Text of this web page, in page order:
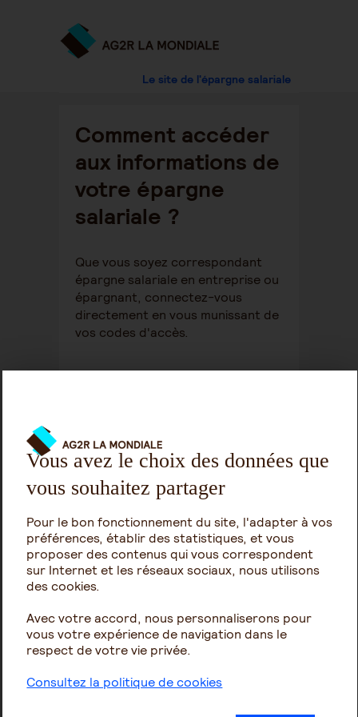
Le site de l'épargne salariale
Comment accéder
aux informations de
votre épargne
salariale ?
Que vous soyez correspondant
épargne salariale en entreprise ou
épargnant, connectez-vous
directement en vous munissant de
vos codes d'accès.
Espace épargnants natixis
interepargne :
Accès à l'Espace Sécurisé
Epargnants
Rappel :En cas de perte ou d’oubli
de vos codes, vous pouvez
contacter Arial Info au
02 31 07 74
10. Vos identifiants figurent sur la
partie inférieure de votre relevé
Vous avez le choix des données que
vous souhaitez partager
Pour le bon fonctionnement du site, l'adapter à vos
préférences, établir des statistiques, et vous
proposer des contenus qui vous correspondent
sur Internet et les réseaux sociaux, nous utilisons
des cookies.
Avec votre accord, nous personnaliserons pour
vous votre expérience de navigation dans le
respect de votre vie privée.
Consultez la politique de cookies